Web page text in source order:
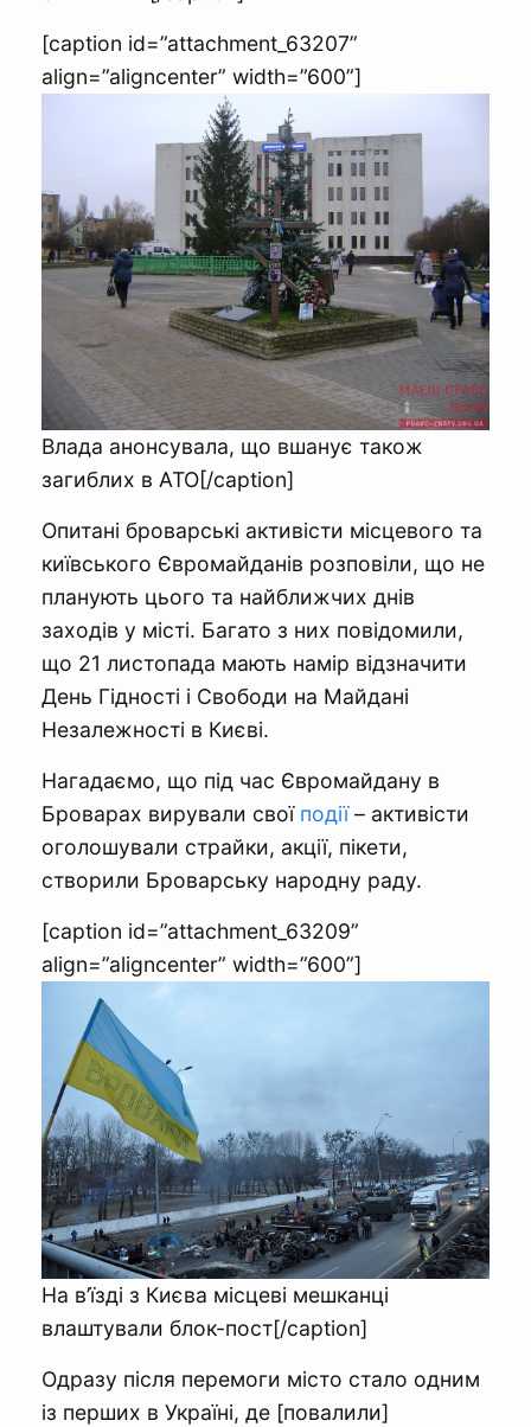
[caption id=”attachment_63207”
align=”aligncenter” width=”600”]
Влада анонсувала, що вшанує також
загиблих в АТО[/caption]
Опитані броварські активісти місцевого та
київського Євромайданів розповіли, що не
планують цього та найближчих днів
заходів у місті. Багато з них повідомили,
що 21 листопада мають намір відзначити
День Гідності і Свободи на Майдані
Незалежності в Києві.
Нагадаємо, що під час Євромайдану в
Броварах вирували свої події– активісти
оголошували страйки, акції, пікети,
створили Броварську народну раду.
[caption id=”attachment_63209”
align=”aligncenter” width=”600”]
На в’їзді з Києва місцеві мешканці
влаштували блок-пост[/caption]
Одразу після перемоги місто стало одним
із перших в Україні, де [повалили]